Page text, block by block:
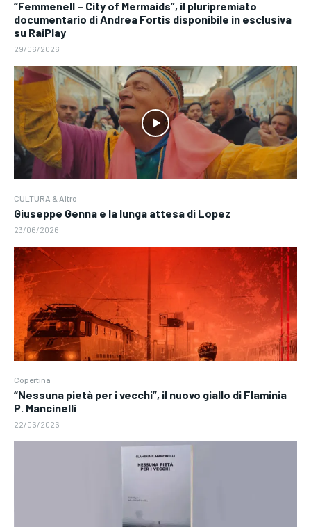
“Femmenell – City of Mermaids”, il pluripremiato
documentario di Andrea Fortis disponibile in esclusiva
su RaiPlay
29/06/2026
CULTURA & Altro
Giuseppe Genna e la lunga attesa di Lopez
23/06/2026
Copertina
“Nessuna pietà per i vecchi”, il nuovo giallo di Flaminia
P. Mancinelli
22/06/2026